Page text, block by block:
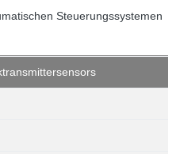
Steuerungssystemen